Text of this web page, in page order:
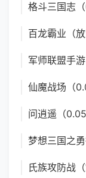
格斗三国志
百龙霸业（
军师联盟手
仙魔战场（
问逍遥（
梦想三国之
氏族攻防战（